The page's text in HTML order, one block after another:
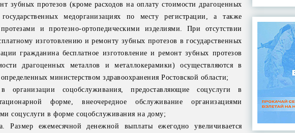
зубных протезов (кроме расходов на оплату стоимости драгоценных
медорганизациях по месту регистрации, а также
и протезно-ортопедическими изделиями. При отсутствии
изготовлению и ремонту зубных протезов в государственных
гражданина бесплатное изготовление и ремонт зубных протезов
драгоценных металлов и металлокерамики) осуществляются в
министерством здравоохранения Ростовской области;
соцобслуживания, предоставляющие соцуслуги в
форме, внеочередное обслуживание организациями
соцуслуги в форме соцобслуживания на дому;
Размер ежемесячной денежной выплаты ежегодно увеличивается